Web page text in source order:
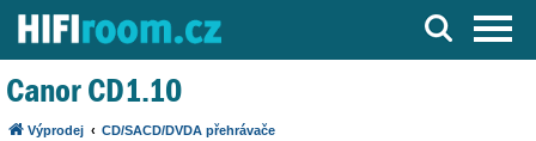
Server o Hi-Fi a AV technice
Canor CD1.10
Výprodej CD/SACD/DVDA přehrávače